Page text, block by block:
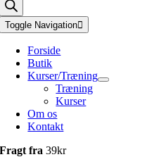
Toggle Navigation
Forside
Butik
Kurser/Træning
Træning
Kurser
Om os
Kontakt
Fragt fra39kr